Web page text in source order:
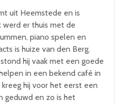
uit Heemstede en is
werd er thuis met de
piano spelen en
is huize van den Berg.
stond hij vaak met een goede
in een bekend café in
hij voor het eerst een
geduwd en zo is het